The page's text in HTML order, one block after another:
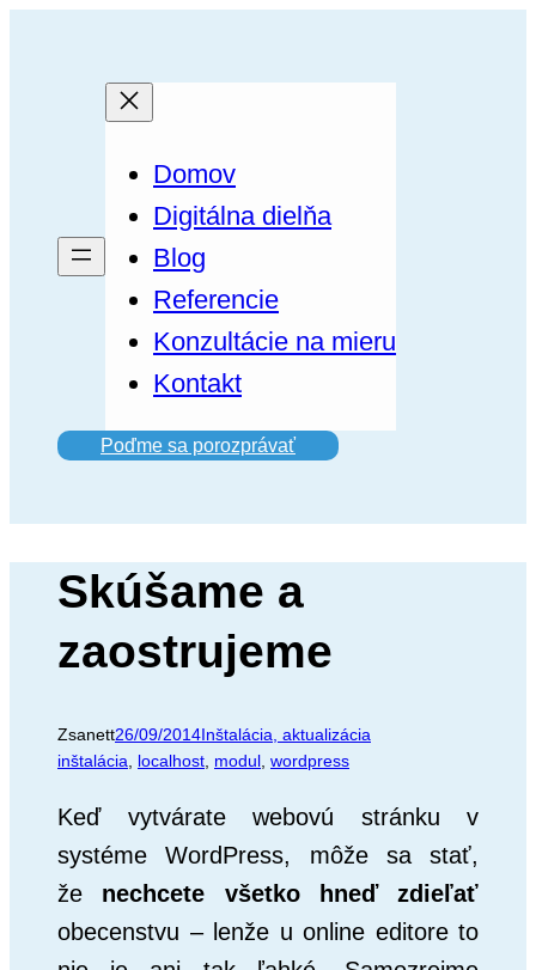
Domov
Digitálna dielňa
Blog
Referencie
Konzultácie na mieru
Kontakt
Poďme sa porozprávať
Skúšame a
zaostrujeme
Zsanett26/09/2014Inštalácia, aktualizácia
inštalácia
localhost modul wordpress
Keď vytvárate webovú stránku v
systéme WordPress, môže sa stať,
že nechcete všetko hneď zdieľať
obecenstvu – lenže u online editore to